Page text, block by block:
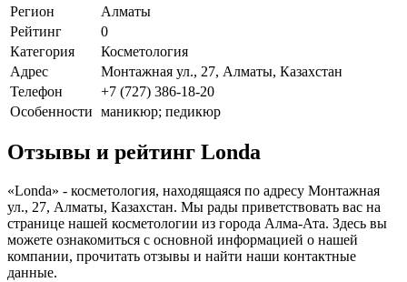
Регион
Алматы
Рейтинг
0
Категория
Косметология
Адрес
Монтажная ул., 27, Алматы, Казахстан
Телефон
+7 (727) 386-18-20
Особенности маникюр; педикюр
Отзывы и рейтинг Londa
«Londa» - косметология, находящаяся по адресу Монтажная
ул., 27, Алматы, Казахстан. Мы рады приветствовать вас на
странице нашей косметологии из города Алма-Ата. Здесь вы
можете ознакомиться с основной информацией о нашей
компании, прочитать отзывы и найти наши контактные
данные.